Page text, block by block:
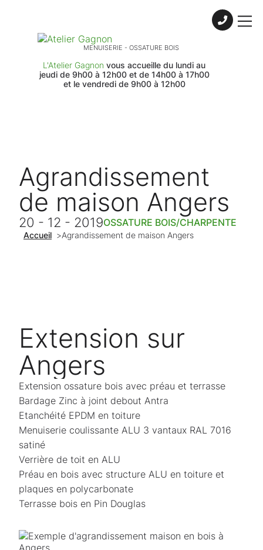
MENUISERIE - OSSATURE BOIS
L'Atelier Gagnon vous accueille du lundi au
jeudi de 9h00 à 12h00 et de 14h00 à 17h00
et le vendredi de 9h00 à 12h00
Agrandissement
de maison Angers
20 - 12 - 2019OSSATURE BOIS/CHARPENTE
Accueil >Agrandissement de maison Angers
Extension sur
Angers
Extension ossature bois avec préau et terrasse
Bardage Zinc à joint debout Antra
Etanchéité EPDM en toiture
Menuiserie coulissante ALU 3 vantaux RAL 7016
satiné
Verrière de toit en ALU
Préau en bois avec structure ALU en toiture et
plaques en polycarbonate
Terrasse bois en Pin Douglas